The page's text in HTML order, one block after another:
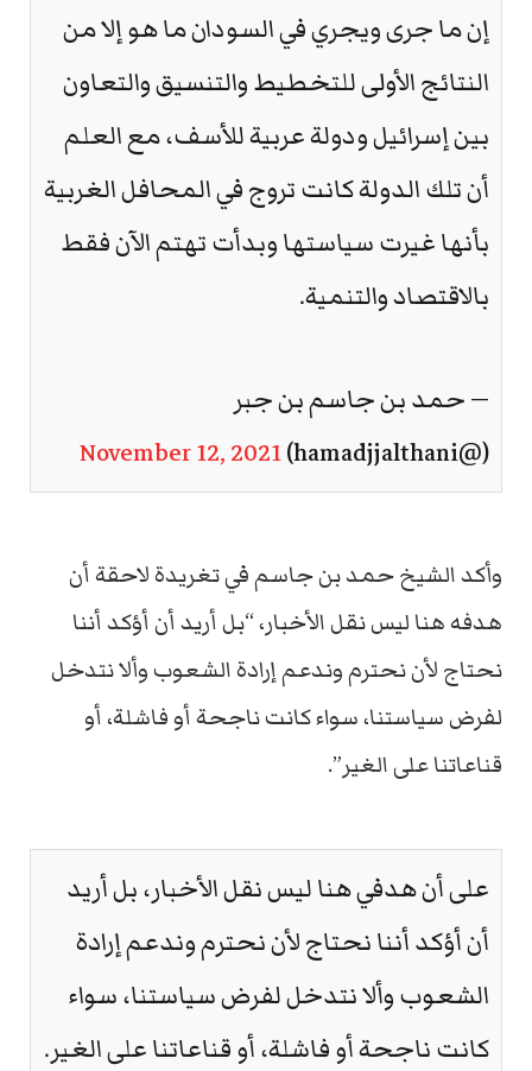
إن ما جرى ويجري في السودان ما هو إلا من
النتائج الأولى للتخطيط والتنسيق والتعاون
بين إسرائيل ودولة عربية للأسف، مع العلم
أن تلك الدولة كانت تروج في المحافل الغربية
بأنها غيرت سياستها وبدأت تهتم الآن فقط
بالاقتصاد والتنمية.
— حمد بن جاسم بن جبر
(@hamadjjalthani)
November 12, 2021
وأكد الشيخ حمد بن جاسم في تغريدة لاحقة أن
هدفه هنا ليس نقل الأخبار، “بل أريد أن أؤكد أننا
نحتاج لأن نحترم وندعم إرادة الشعوب وألا نتدخل
لفرض سياستنا، سواء كانت ناجحة أو فاشلة، أو
قناعاتنا على الغير”.
على أن هدفي هنا ليس نقل الأخبار، بل أريد
أن أؤكد أننا نحتاج لأن نحترم وندعم إرادة
الشعوب وألا نتدخل لفرض سياستنا، سواء
كانت ناجحة أو فاشلة، أو قناعاتنا على الغير.